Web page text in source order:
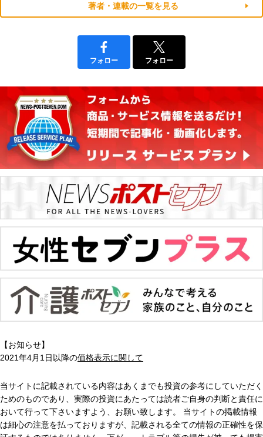
著者・連載の一覧を見る
フォロー フォロー
【お知らせ】
2021年4月1日以降の価格表示に関して
当サイトに記載されている内容はあくまでも投資の参考にしていただく
ためのものであり、実際の投資にあたっては読者ご自身の判断と責任に
おいて行って下さいますよう、お願い致します。 当サイトの掲載情報
は細心の注意を払っておりますが、記載される全ての情報の正確性を保